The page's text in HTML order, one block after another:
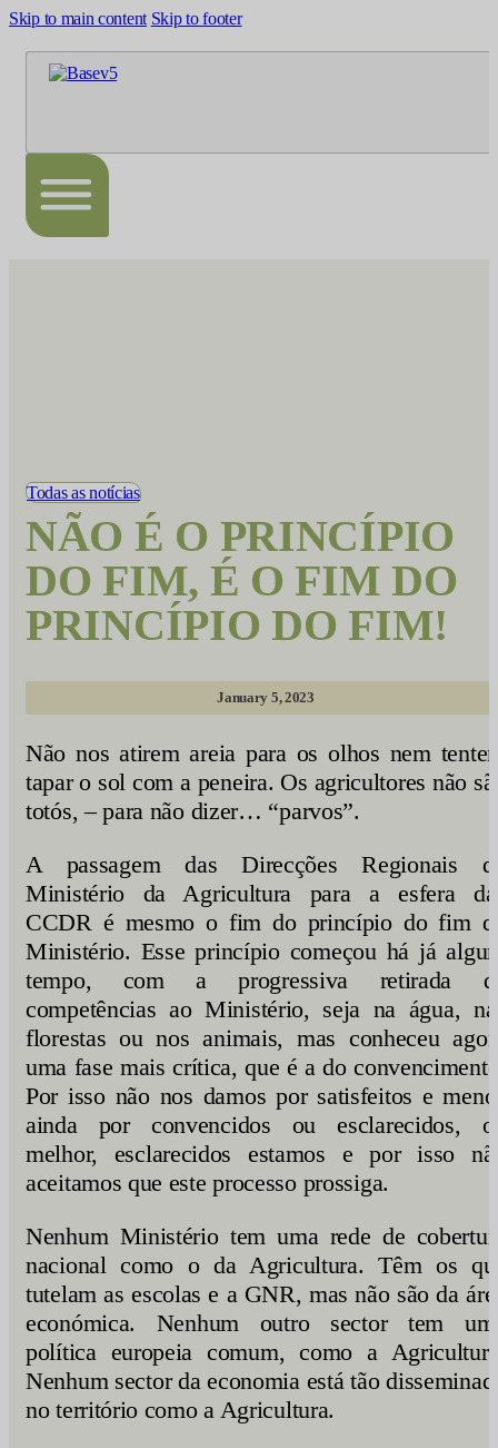
Skip to main content Skip to footer
Todas as notícias
NÃO É O PRINCÍPIO
DO FIM, É O FIM DO
PRINCÍPIO DO FIM!
January 5, 2023
Não nos atirem areia para os olhos nem
tapar o sol com a peneira. Os agricultores não
totós, – para não dizer… “parvos”.
A passagem das Direcções Regionais
Ministério da Agricultura para a esfera
CCDR é mesmo o fim do princípio do fim
Ministério. Esse princípio começou há já
tempo, com a progressiva retirada
competências ao Ministério, seja na água,
florestas ou nos animais, mas conheceu
uma fase mais crítica, que é a do
Por isso não nos damos por satisfeitos e
ainda por convencidos ou esclarecidos,
melhor, esclarecidos estamos e por isso
aceitamos que este processo prossiga.
Nenhum Ministério tem uma rede de
nacional como o da Agricultura. Têm os
tutelam as escolas e a GNR, mas não são da
económica. Nenhum outro sector tem
política europeia comum, como a
Nenhum sector da economia está tão
no território como a Agricultura.